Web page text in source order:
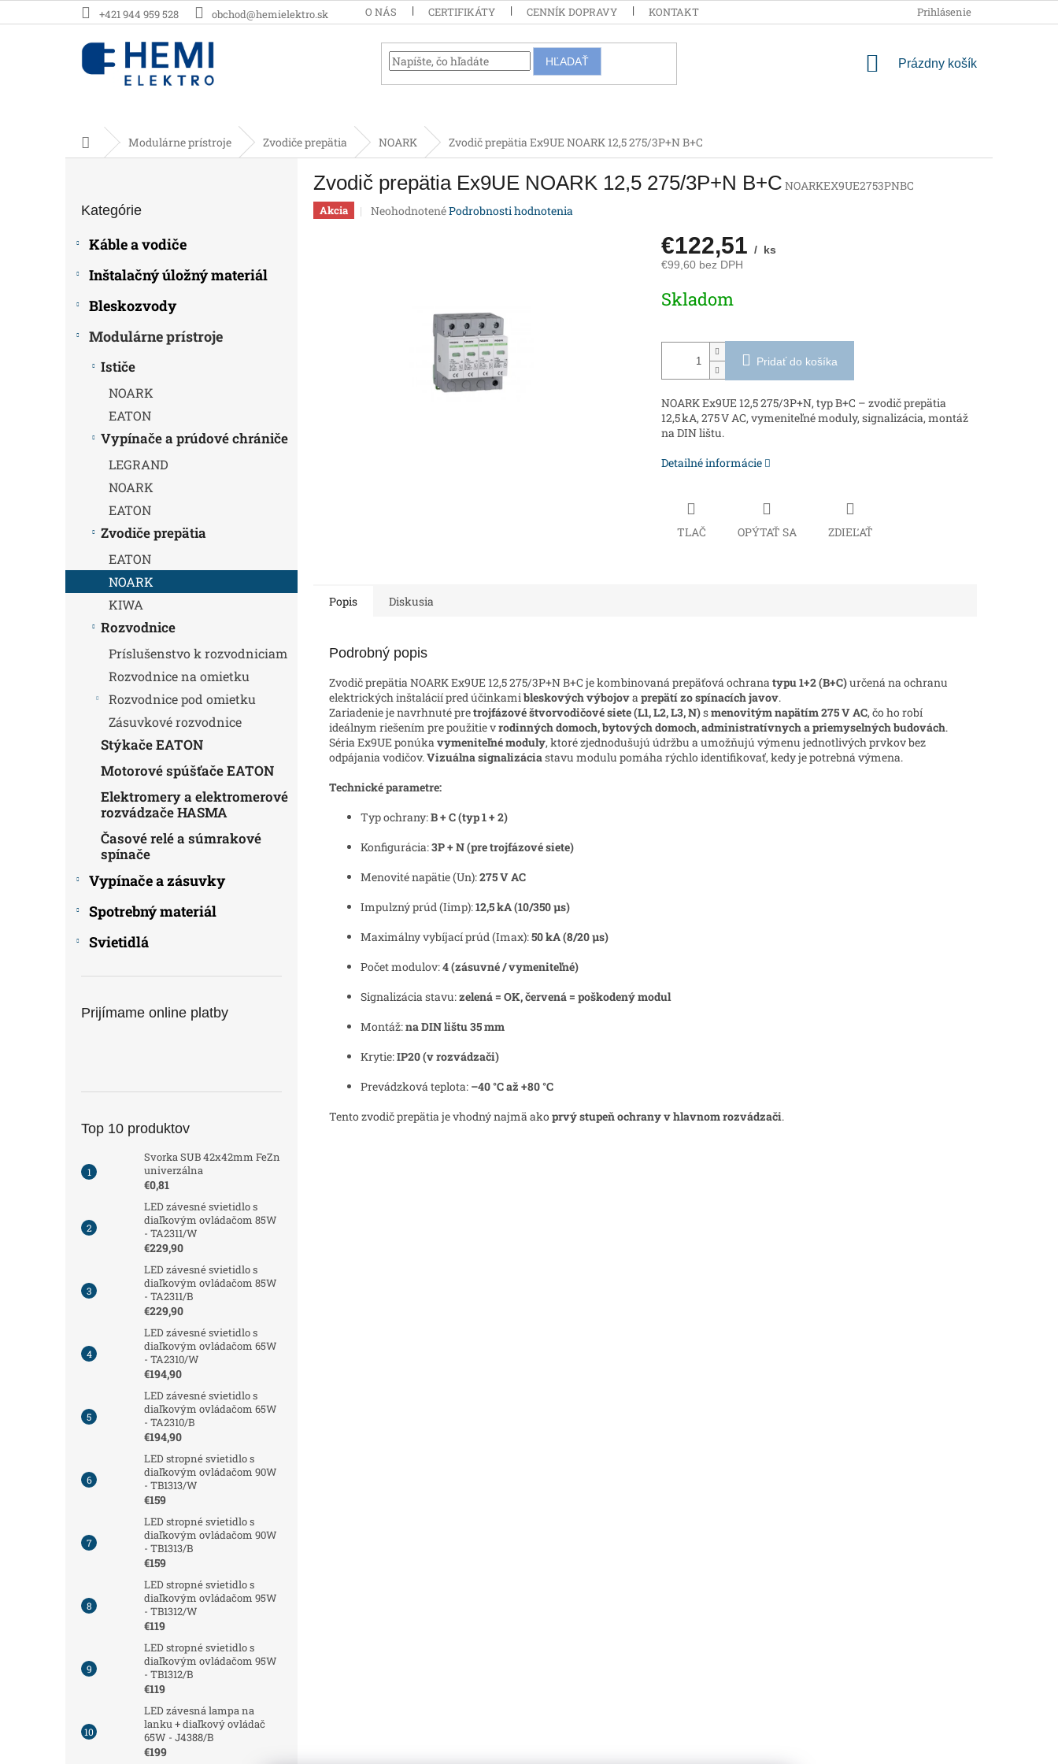
na
+421 944 959 528 obchod@hemielektro.sk O NÁS CERTIFIKÁTY CENNÍK DOPRAVY KONTAKT PODMIENKY OCHRANY
Prihlásenie
HĽADAŤ
NÁKUPNÝ
Prázdny košík
DomovModulárne prístroje Zvodiče prepätia NOARK Zvodič prepätia Ex9UE NOARK 12,5 275/3P+N B+C
kategórie
Kategórie
Káble a vodiče
Inštalačný úložný materiál
Bleskozvody
Modulárne prístroje
Ističe
NOARK
EATON
Vypínače a prúdové chrániče
LEGRAND
NOARK
EATON
Zvodiče prepätia
EATON
NOARK
KIWA
Rozvodnice
Príslušenstvo k rozvodniciam
Rozvodnice na omietku
Rozvodnice pod omietku
Zásuvkové rozvodnice
Stýkače EATON
Motorové spúšťače EATON
Elektromery a elektromerové
rozvádzače HASMA
Časové relé a súmrakové
spínače
Vypínače a zásuvky
Spotrebný materiál
Svietidlá
Prijímame online platby
Top 10 produktov
Svorka SUB 42x42mm FeZn
univerzálna
€0,81
LED závesné svietidlo s
diaľkovým ovládačom 85W
- TA2311/W
€229,90
LED závesné svietidlo s
diaľkovým ovládačom 85W
- TA2311/B
€229,90
LED závesné svietidlo s
diaľkovým ovládačom 65W
- TA2310/W
€194,90
LED závesné svietidlo s
diaľkovým ovládačom 65W
- TA2310/B
€194,90
LED stropné svietidlo s
diaľkovým ovládačom 90W
- TB1313/W
€159
LED stropné svietidlo s
diaľkovým ovládačom 90W
- TB1313/B
€159
LED stropné svietidlo s
diaľkovým ovládačom 95W
- TB1312/W
€119
LED stropné svietidlo s
diaľkovým ovládačom 95W
- TB1312/B
€119
LED závesná lampa na
lanku + diaľkový ovládač
65W - J4388/B
€199
Zvodič prepätia Ex9UE NOARK 12,5 275/3P+N B+C NOARKEX9UE2753PNBC
Akcia
Priemerné
NeohodnotenéPodrobnosti hodnotenia
€122,51 / ks
€99,60 bez DPH
cena:
Skladom
Pridať do košíka
NOARK Ex9UE 12,5 275/3P+N, typ B+C – zvodič prepätia
12,5 kA, 275 V AC, vymeniteľné moduly, signalizácia, montáž
na DIN lištu.
Detailné informácie
TLAČ OPÝTAŤ SA ZDIEĽAŤ
Popis Diskusia
Podrobný popis
Zvodič prepätia NOARK Ex9UE 12,5 275/3P+N B+C je kombinovaná prepäťová ochranatypu 1+2 (B+C)určená na ochranu
elektrických inštalácií pred účinkamibleskových výbojovaprepätí zo spínacích javov.
Zariadenie je navrhnuté pretrojfázové štvorvodičové siete (L1, L2, L3, N)smenovitým napätím 275 V AC, čo ho robí
ideálnym riešením pre použitie vrodinných domoch, bytových domoch, administratívnych a priemyselných budovách.
Séria Ex9UE ponúkavymeniteľné moduly, ktoré zjednodušujú údržbu a umožňujú výmenu jednotlivých prvkov bez
odpájania vodičov.Vizuálna signalizáciastavu modulu pomáha rýchlo identifikovať, kedy je potrebná výmena.
Technické parametre:
Typ ochrany:B + C (typ 1 + 2)
Konfigurácia:3P + N (pre trojfázové siete)
Menovité napätie (Un):275 V AC
Impulzný prúd (Iimp):12,5 kA (10/350 μs)
Maximálny vybíjací prúd (Imax):50 kA (8/20 μs)
Počet modulov:4 (zásuvné / vymeniteľné)
Signalizácia stavu:zelená = OK, červená = poškodený modul
Montáž:na DIN lištu 35 mm
Krytie:IP20 (v rozvádzači)
Prevádzková teplota: –40 °C až +80 °C
Tento zvodič prepätia je vhodný najmä akoprvý stupeň ochrany v hlavnom rozvádzači.